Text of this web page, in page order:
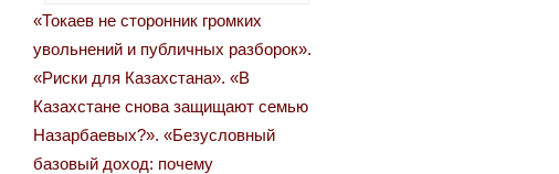
«Токаев не сторонник громких
увольнений и публичных разборок».
«Риски для Казахстана». «В
Казахстане снова защищают семью
Назарбаевых?». «Безусловный
базовый доход: почему